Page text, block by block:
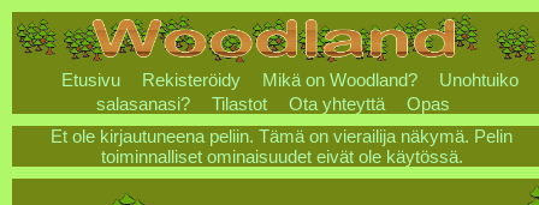
Etusivu Rekisteröidy Mikä on Woodland?
Unohtuiko
salasanasi?
Tilastot Ota yhteyttä
Opas
Et ole kirjautuneena peliin. Tämä on vierailija näkymä. Pelin
toiminnalliset ominaisuudet eivät ole käytössä.